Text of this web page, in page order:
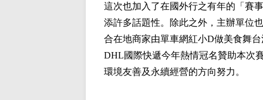
這次也加入了在國外行之有年的「賽
添許多話題性。除此之外，主辦單位
合在地商家由單車網紅小D做美食舞
DHL國際快遞今年熱情冠名贊助本次
環境友善及永續經營的方向努力。